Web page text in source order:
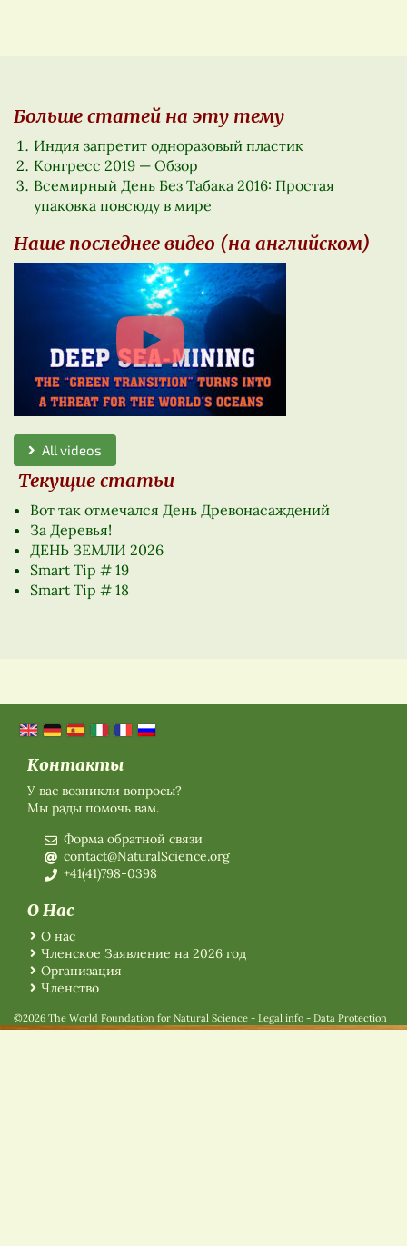
Больше статей на эту тему
Индия запретит одноразовый пластик
Конгресс 2019 — Обзор
Всемирный День Без Табака 2016: Простая
упаковка повсюду в мире
Наше последнее видео (на английском)
All videos
Текущие статьи
Вот так отмечался День Древонасаждений
За Деревья!
ДЕНЬ ЗЕМЛИ 2026
Smart Tip # 19
Smart Tip # 18
Контакты
У вас возникли вопросы?
Мы рады помочь вам.
Форма обратной связи
contact@NaturalScience.org
+41(41)798-0398
О Нас
О нас
Членское Заявление на 2026 год
Организация
Членство
©2026 The World Foundation for Natural Science - Legal info - Data Protection